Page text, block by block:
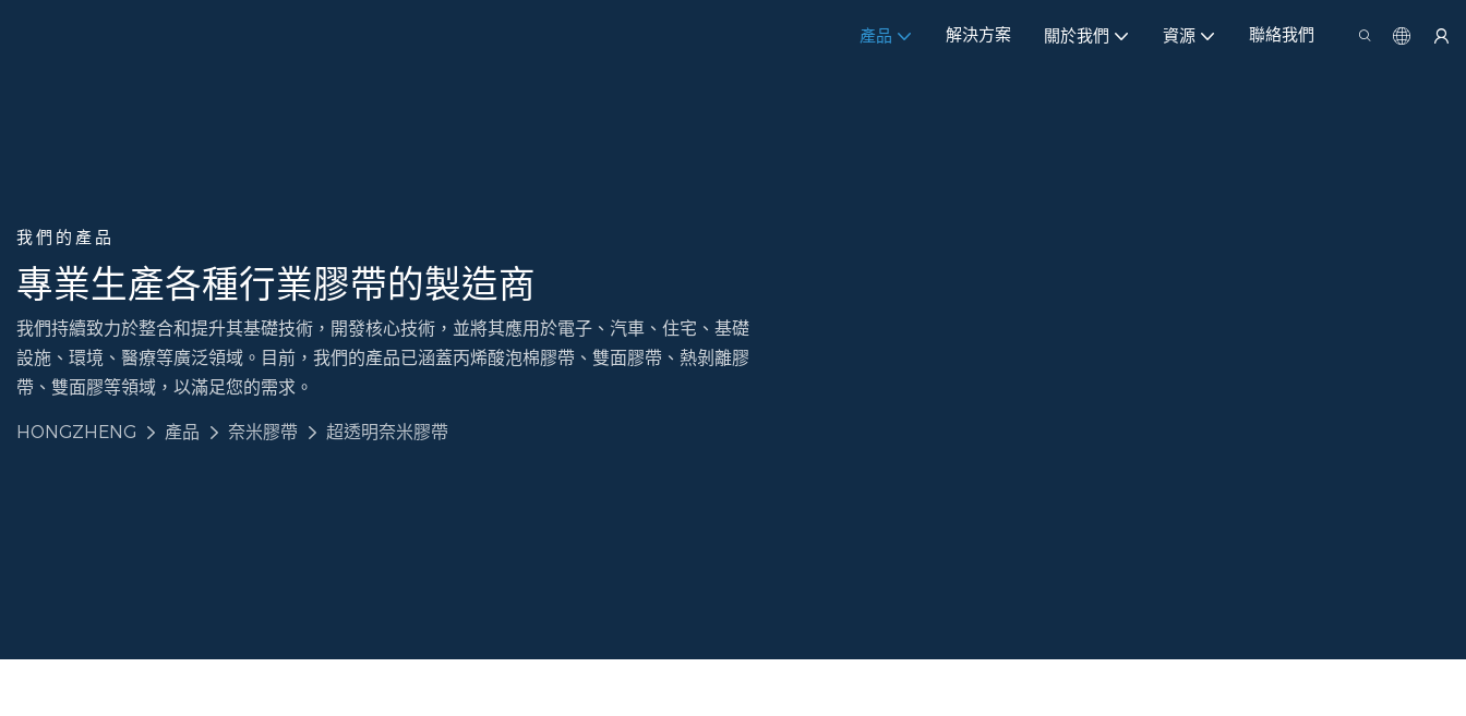
產品 解決方案 關於我們 資源 聯絡我們
我們的產品
專業生產各種行業膠帶的製造商
我們持續致力於整合和提升其基礎技術，開發核心技術，並將其應用於電子、汽車、住宅、基礎
設施、環境、醫療等廣泛領域。目前，我們的產品已涵蓋丙烯酸泡棉膠帶、雙面膠帶、熱剝離膠
帶、雙面膠等領域，以滿足您的需求。
HONGZHENG 產品 奈米膠帶 超透明奈米膠帶